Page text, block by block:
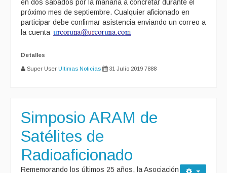
en dos sábados por la mañana a concretar durante el
próximo mes de septiembre. Cualquier aficionado en
participar debe confirmar asistencia enviando un correo a
la cuenta
Detalles
Super User Ultimas Noticias 31 Julio 2019 7888
Simposio ARAM de
Satélites de
Radioaficionado
Rememorando los últimos 25 años, la Asociación